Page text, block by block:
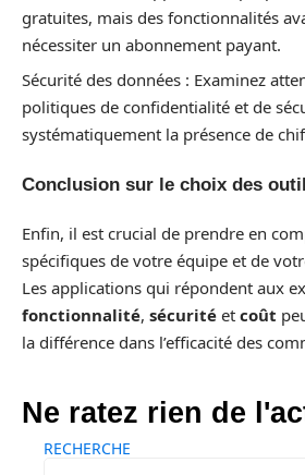
gratuites, mais des fonctionnalités
nécessiter un abonnement payant.
Sécurité des données : Examinez
politiques de confidentialité et de
systématiquement la présence de
Conclusion sur le choix des
Enfin, il est crucial de prendre en
spécifiques de votre équipe et de
Les applications qui répondent aux
fonctionnalité, sécurité et coût
la différence dans l’efficacité des
Ne ratez rien de
RECHERCHE